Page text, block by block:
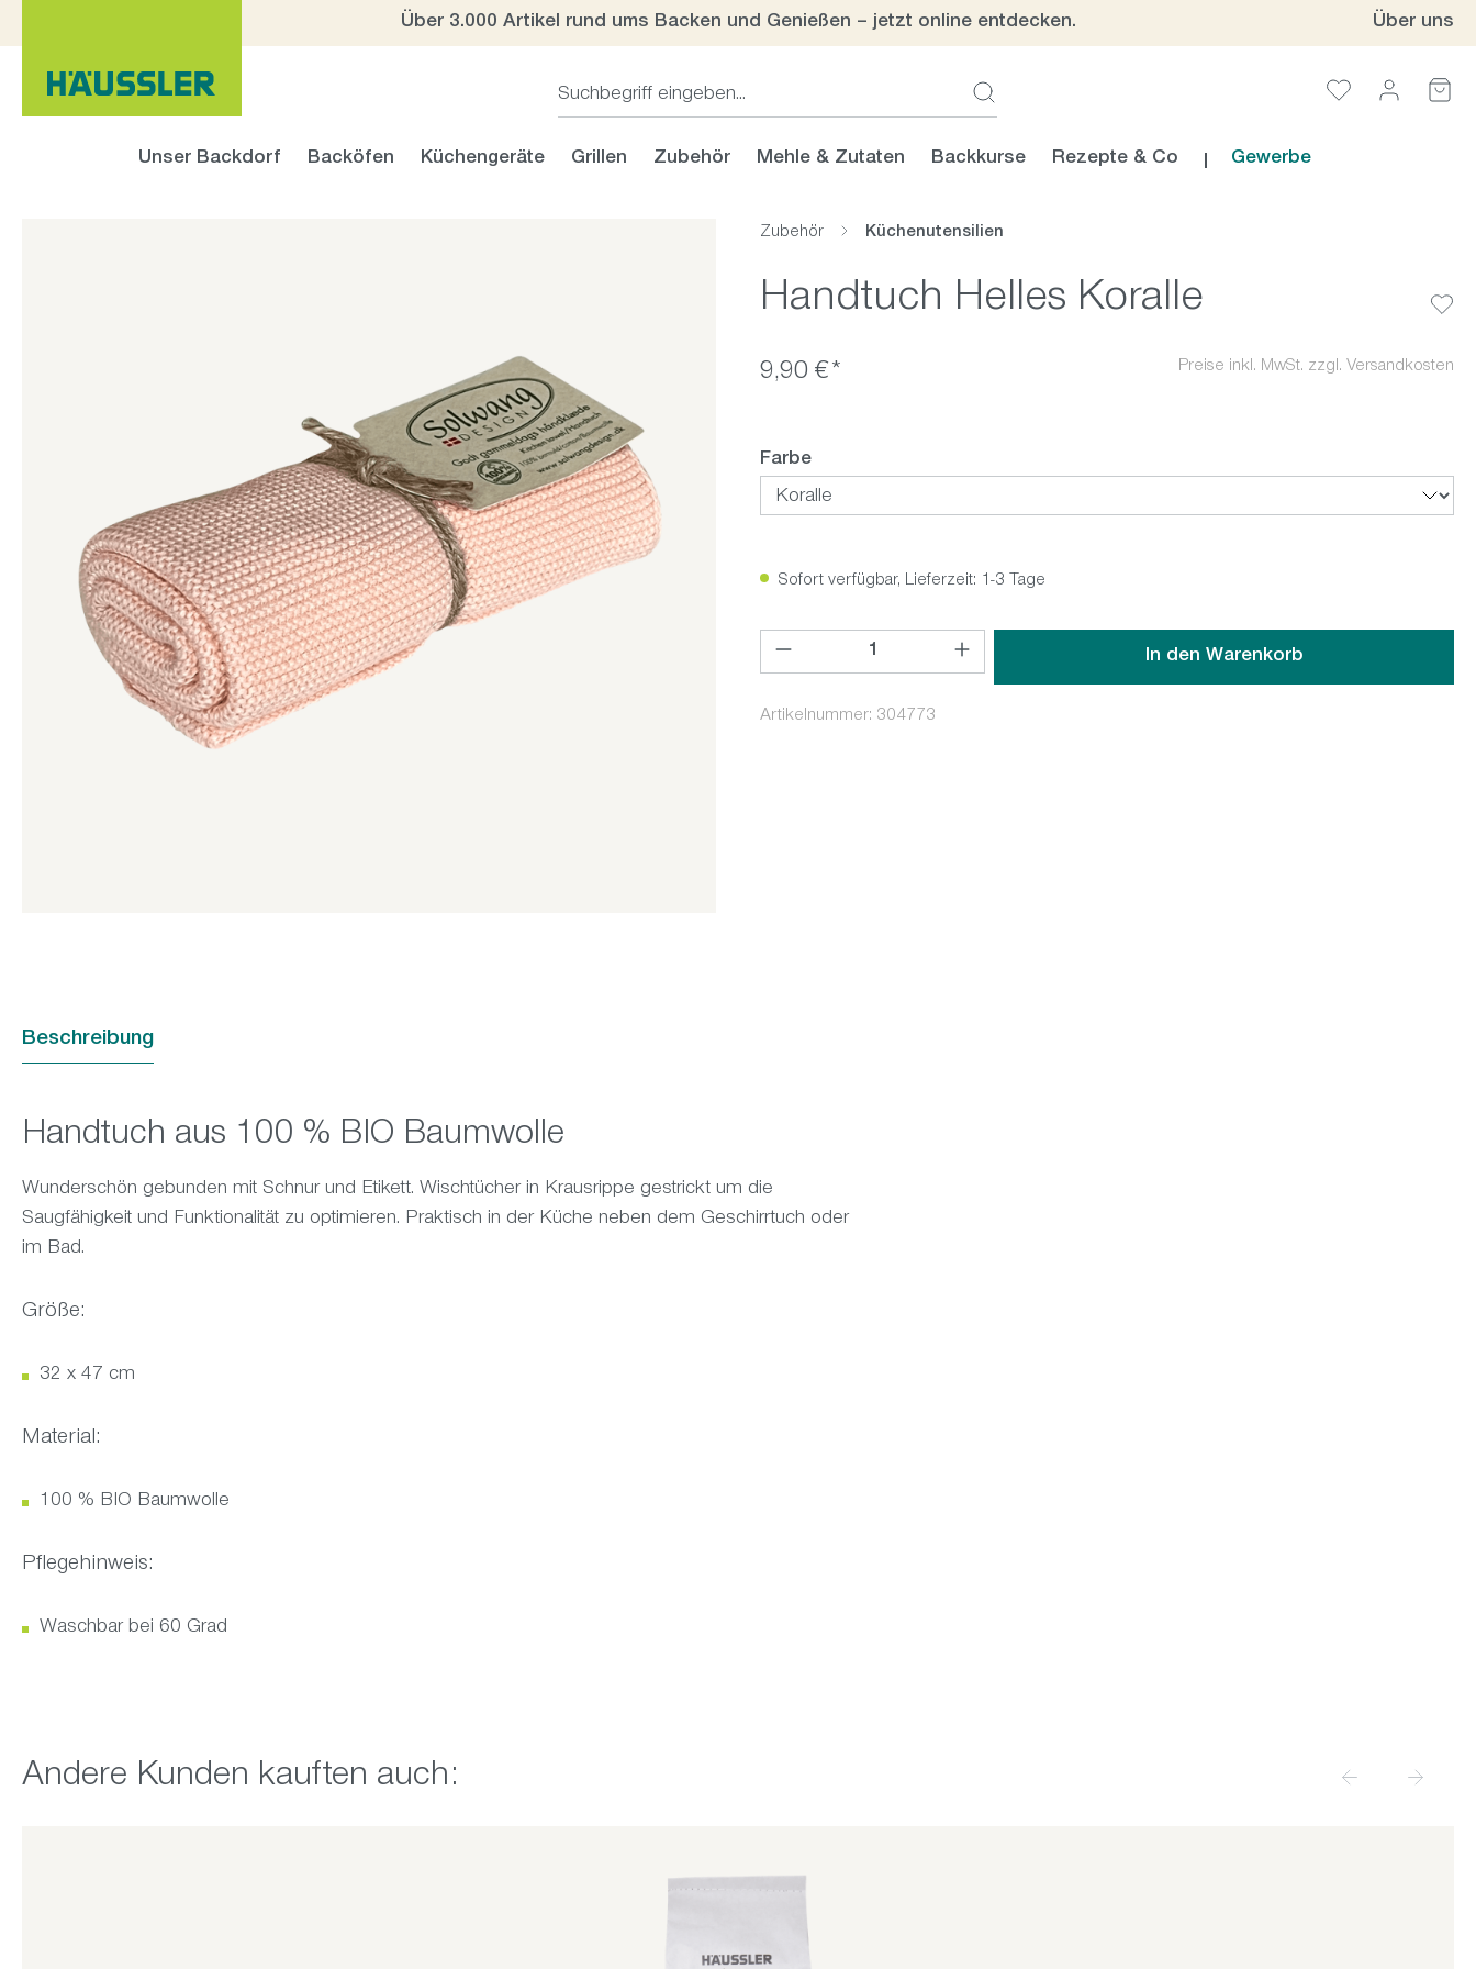
Über 3.000 Artikel rund ums Backen und Genießen – jetzt online entdecken. Über uns
Unser Backdorf Backöfen Küchengeräte Grillen Zubehör Mehle & Zutaten Backkurse Rezepte & Co Gewerbe
Zubehör Küchenutensilien
Handtuch Helles Koralle
9,90 €* Preise inkl. MwSt. zzgl. Versandkosten
Farbeauswählen
Sofort verfügbar, Lieferzeit: 1-3 Tage
Produkt Anzahl: Gib den gewünschten Wert ein oder benutze die Schaltflächen um die
In den Warenkorb
Artikelnummer: 304773
Beschreibung
Handtuch aus 100 % BIO Baumwolle
Wunderschön gebunden mit Schnur und Etikett. Wischtücher in Krausrippe gestrickt um die
Saugfähigkeit und Funktionalität zu optimieren. Praktisch in der Küche neben dem Geschirrtuch oder
im Bad.
Größe:
32 x 47 cm
Material:
100 % BIO Baumwolle
Pflegehinweis:
Waschbar bei 60 Grad
Produktgalerie überspringen
Andere Kunden kauften auch: